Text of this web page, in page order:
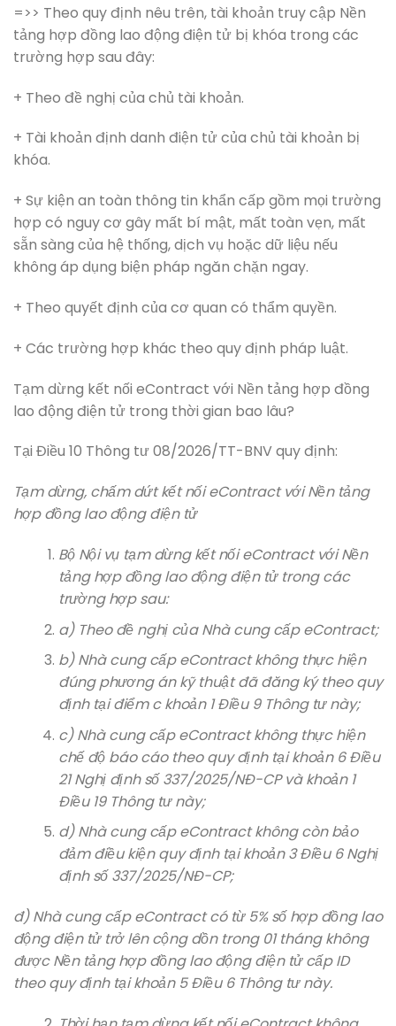
=>> Theo quy định nêu trên, tài khoản truy cập Nền
tảng hợp đồng lao động điện tử bị khóa trong các
trường hợp sau đây:
+ Theo đề nghị của chủ tài khoản.
+ Tài khoản định danh điện tử của chủ tài khoản bị
khóa.
+ Sự kiện an toàn thông tin khẩn cấp gồm mọi trường
hợp có nguy cơ gây mất bí mật, mất toàn vẹn, mất
sẵn sàng của hệ thống, dịch vụ hoặc dữ liệu nếu
không áp dụng biện pháp ngăn chặn ngay.
+ Theo quyết định của cơ quan có thẩm quyền.
+ Các trường hợp khác theo quy định pháp luật.
Tạm dừng kết nối eContract với Nền tảng hợp đồng
lao động điện tử trong thời gian bao lâu?
Tại Điều 10 Thông tư 08/2026/TT-BNV quy định:
Tạm dừng, chấm dứt kết nối eContract với Nền tảng
hợp đồng lao động điện tử
Bộ Nội vụ tạm dừng kết nối eContract với Nền
tảng hợp đồng lao động điện tử trong các
trường hợp sau:
a) Theo đề nghị của Nhà cung cấp eContract;
b) Nhà cung cấp eContract không thực hiện
đúng phương án kỹ thuật đã đăng ký theo quy
định tại điểm c khoản 1 Điều 9 Thông tư này;
c) Nhà cung cấp eContract không thực hiện
chế độ báo cáo theo quy định tại khoản 6 Điều
21 Nghị định số 337/2025/NĐ-CP và khoản 1
Điều 19 Thông tư này;
d) Nhà cung cấp eContract không còn bảo
đảm điều kiện quy định tại khoản 3 Điều 6 Nghị
định số 337/2025/NĐ-CP;
đ) Nhà cung cấp eContract có từ 5% số hợp đồng lao
động điện tử trở lên cộng dồn trong 01 tháng không
được Nền tảng hợp đồng lao động điện tử cấp ID
theo quy định tại khoản 5 Điều 6 Thông tư này.